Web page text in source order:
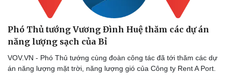
Phó Thủ tướng Vương Đình Huệ thăm các dự án
năng lượng sạch của Bỉ
VOV.VN - Phó Thủ tướng cùng đoàn công tác đã tới thăm các dự
án năng lượng mặt trời, năng lượng gió của Công ty Rent A Port.